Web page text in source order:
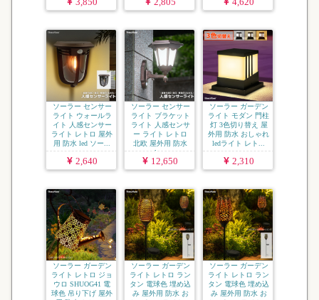
3,850 2,805 4,620
ソーラー センサー
ライト ウォールラ
イト 人感センサー
ライト レトロ 屋外
用 防水 led ソー...
2,640
ソーラー センサー
ライト ブラケット
ライト 人感センサ
ー ライト レトロ
北欧 屋外用 防水
le...
12,650
ソーラー ガーデン
ライト モダン 門柱
灯 3色切り替え 屋
外用 防水 おしゃれ
ledライト レト...
2,310
ソーラー ガーデン
ライト レトロ ジョ
ウロ SHUOG41 電
球色 吊り下げ 屋外
ソーラー ガーデン
ライト レトロ ラン
タン 電球色 埋め込
み 屋外用 防水 お
ソーラー ガーデン
ライト レトロ ラン
タン 電球色 埋め込
み 屋外用 防水 お